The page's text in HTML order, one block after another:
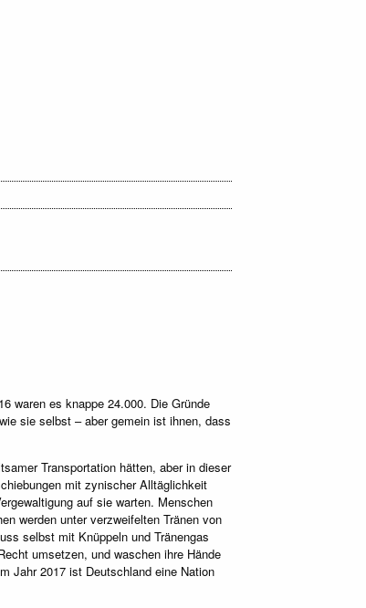
waren es knappe 24.000. Die Gründe
sie selbst – aber gemein ist ihnen, dass
Transportation hätten, aber in dieser
mit zynischer Alltäglichkeit
auf sie warten. Menschen
werden unter verzweifelten Tränen von
selbst mit Knüppeln und Tränengas
umsetzen, und waschen ihre Hände
Jahr 2017 ist Deutschland eine Nation